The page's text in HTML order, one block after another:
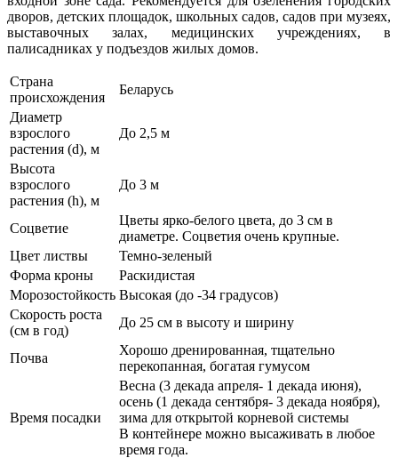
дворов, детских площадок, школьных садов, садов при музеях,
выставочных залах, медицинских учреждениях, в
палисадниках у подъездов жилых домов.
Страна
происхождения
Беларусь
Диаметр
взрослого
растения (d), м
До 2,5 м
Высота
взрослого
растения (h), м
До 3 м
Соцветие
Цветы ярко-белого цвета, до 3 см в
диаметре. Соцветия очень крупные.
Цвет листвы
Темно-зеленый
Форма кроны
Раскидистая
Морозостойкость Высокая (до -34 градусов)
Скорость роста
(см в год)
До 25 см в высоту и ширину
Почва
Хорошо дренированная, тщательно
перекопанная, богатая гумусом
Время посадки
Весна (3 декада апреля- 1 декада июня),
осень (1 декада сентября- 3 декада ноября),
зима для открытой корневой системы
В контейнере можно высаживать в любое
время года.